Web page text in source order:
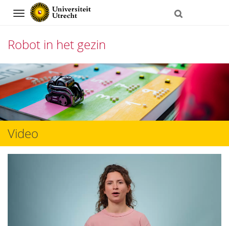
Navigation
Robot in het gezin
Direct
naar
het
inhoud
Video